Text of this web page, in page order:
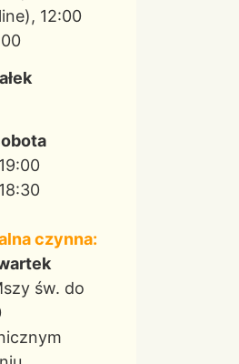
12:00
czynna:
św. do